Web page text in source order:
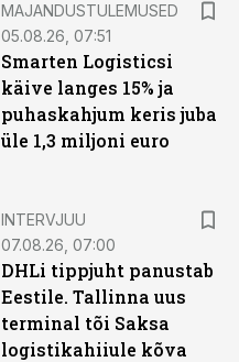
MAJANDUSTULEMUSED
05.08.26, 07:51
Smarten Logisticsi
käive langes 15% ja
puhaskahjum keris juba
üle 1,3 miljoni euro
INTERVJUU
07.08.26, 07:00
DHLi tippjuht panustab
Eestile. Tallinna uus
terminal tõi Saksa
logistikahiiule kõva